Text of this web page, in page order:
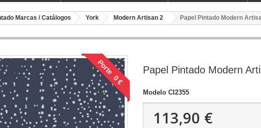
Marcas / Catálogos York Modern Artisan 2 Papel Pintado Modern
Porte 0 € Papel Pintado Modern
Modelo CI2355
113,90 €